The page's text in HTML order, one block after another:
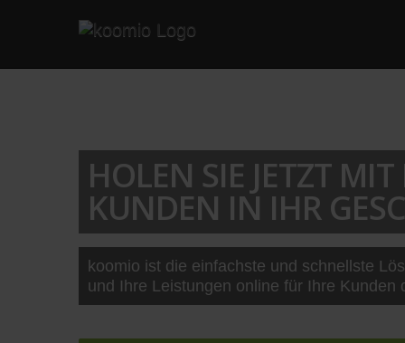
HOLEN SIE JETZT
KUNDEN IN IHR
koomio ist die einfachste und schnellste
und Ihre Leistungen online für Ihre Kunden